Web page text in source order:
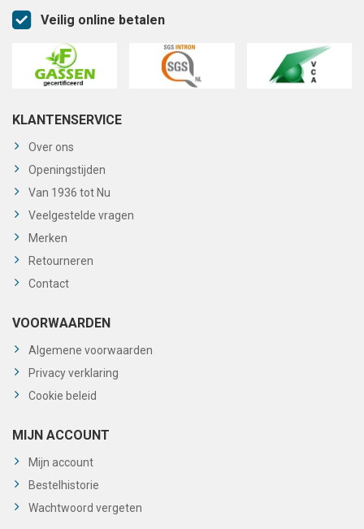
Veilig online betalen
KLANTENSERVICE
Over ons
Openingstijden
Van 1936 tot Nu
Veelgestelde vragen
Merken
Retourneren
Contact
VOORWAARDEN
Algemene voorwaarden
Privacy verklaring
Cookie beleid
MIJN ACCOUNT
Mijn account
Bestelhistorie
Wachtwoord vergeten